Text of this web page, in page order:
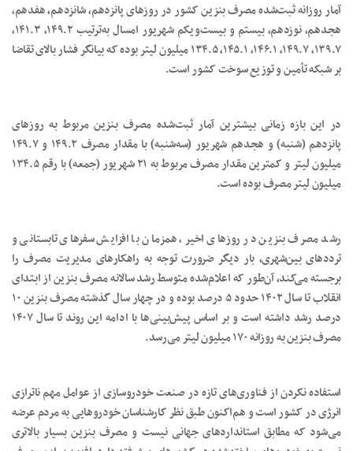
آمار روزانه ثبت‌شده مصرف بنزین کشور در روزهای پانزدهم، شانزدهم، هفدهم،
هجدهم، نوزدهم، بیستم و بیست‌ویکم شهریور امسال به‌ترتیب ۱۴۹.۲، ۱۴۱.۳،
۱۳۹.۷، ۱۴۹.۷، ۱۴۶.۱، ۱۴۵.۱، ۱۳۴.۵ میلیون لیتر بوده که بیانگر فشار بالای تقاضا
بر شبکه تأمین و توزیع سوخت کشور است.
در این بازه زمانی بیشترین آمار ثبت‌شده مصرف بنزین مربوط به روزهای
پانزدهم (شنبه) و هجدهم شهریور (سه‌شنبه) با مقدار مصرف ۱۴۹.۲ و ۱۴۹.۷
میلیون لیتر و کمترین مقدار مصرف مربوط به ۲۱ شهریور (جمعه) با رقم ۱۳۴.۵
میلیون لیتر مصرف بوده است.
رشد مصرف بنزین در روزهای اخیر، همزمان با افزایش سفرهای تابستانی و
ترددهای بین‌شهری، بار دیگر ضرورت توجه به راهکارهای مدیریت مصرف را
برجسته می‌کند، آن‌طور که اعلام‌شده متوسط رشد سالانه مصرف بنزین از ابتدای
انقلاب تا سال ۱۴۰۲ حدود ۵ درصد بوده و در چهار سال گذشته مصرف بنزین ۱۰
درصد رشد داشته است و بر اساس پیش‌بینی‌ها با ادامه این روند تا سال ۱۴۰۷
مصرف بنزین به روزانه ۱۷۰ میلیون لیتر می‌رسد.
استفاده نکردن از فناوری‌های تازه در صنعت خودروسازی از عوامل مهم ناترازی
انرژی در کشور است و هم‌اکنون طبق نظر کارشناسان خودروهایی به مردم عرضه
می‌شود که مطابق استانداردهای جهانی نیست و مصرف بنزین بسیار بالاتری